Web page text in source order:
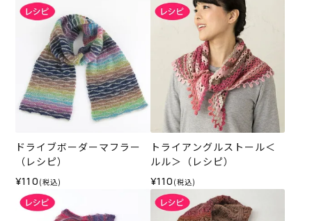
ドライブボーダーマフラー
（レシピ）
¥110 (税込)
トライアングルストール＜
ルル＞（レシピ）
¥110 (税込)